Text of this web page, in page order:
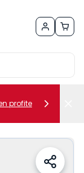
profite